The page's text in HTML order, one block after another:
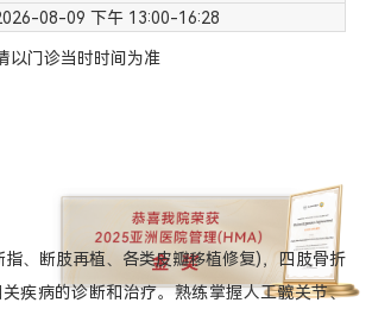
08-09 下午 13:00-16:28
以门诊当时时间为准
、断肢再植、各类皮瓣移植修复)，四肢骨折
疾病的诊断和治疗。熟练掌握人工髋关节、